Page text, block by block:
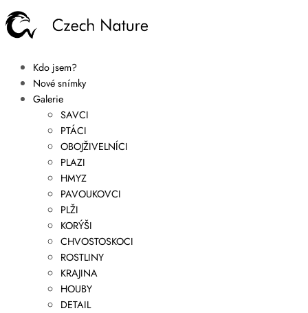
Kdo jsem?
Nové snímky
Galerie
SAVCI
PTÁCI
OBOJŽIVELNÍCI
PLAZI
HMYZ
PAVOUKOVCI
PLŽI
KORÝŠI
CHVOSTOSKOCI
ROSTLINY
KRAJINA
HOUBY
DETAIL